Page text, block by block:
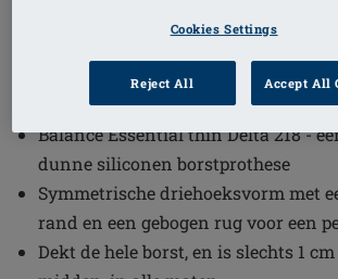
Bestelcode: TD218 Balance Essential
Balance Essential thin Delta 218 -
dunne siliconen borstprothese
Symmetrische driehoeksvorm met
rand en een gebogen rug voor een
Dekt de hele borst, en is slechts 1
Cookies Settings
Reject All Accept All